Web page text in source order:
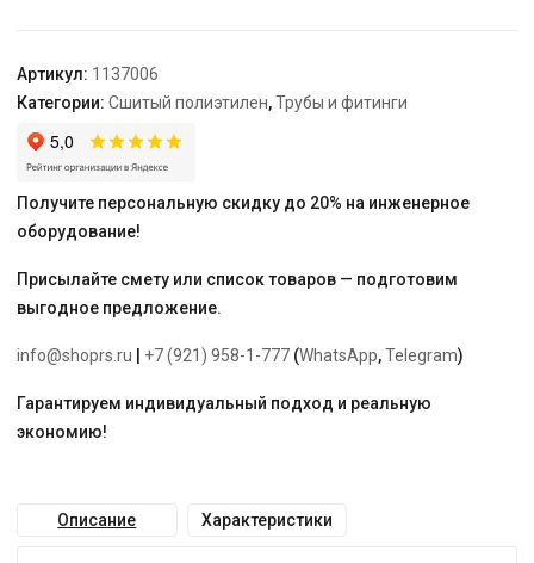
бухта
400
Артикул: 1137006
Категории: Сшитый полиэтилен,Трубы и фитинги
Получите персональную скидку до 20% на инженерное
оборудование!
Присылайте смету или список товаров — подготовим
выгодное предложение.
info@shoprs.ru +7 (921) 958-1-777 (WhatsApp,Telegram)
Гарантируем индивидуальный подход и реальную
экономию!
Описание Характеристики